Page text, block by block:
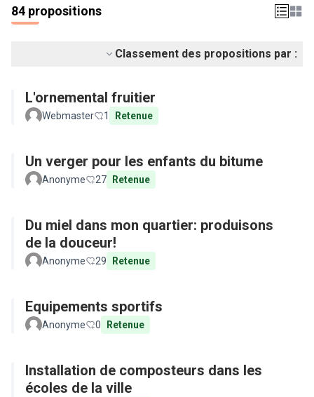
84 propositions
Classement des propositions par :
L'ornemental fruitier
Webmaster 1 Retenue
Un verger pour les enfants du bitume
Anonyme 27 Retenue
Du miel dans mon quartier: produisons
de la douceur!
Anonyme 29 Retenue
Equipements sportifs
Anonyme 0 Retenue
Installation de composteurs dans les
écoles de la ville